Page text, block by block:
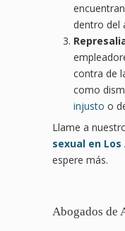
dentro del
contra de
como
injusto o
Llame a
sexual en Los
espere más.
Abogados de